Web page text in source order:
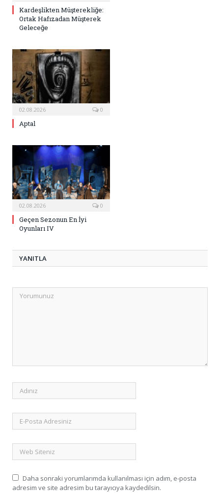
Kardeşlikten Müşterekliğe:
Ortak Hafızadan Müşterek
Geleceğe
02.08.2026 0
Aptal
02.08.2026 0
Geçen Sezonun En İyi
Oyunları IV
YANITLA
Daha sonraki yorumlarımda kullanılması için adım, e-posta
adresim ve site adresim bu tarayıcıya kaydedilsin.